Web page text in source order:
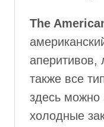
The
аперитивов,
также все
здесь можно
холодные